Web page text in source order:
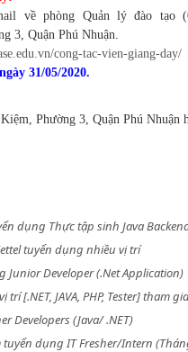
về phòng Quản lý đào tạo
3, Quận Phú Nhuận.
cong-tac-vien-giang-day/
31/05/2020.
Phường 3, Quận Phú Nhuận
dụng Thực tập sinh Java
tuyển dụng nhiều vị trí
Junior Developer (.Net Application)
trí [.NET, JAVA, PHP, Tester]
Developers (Java/ .NET)
tuyển dụng IT Fresher/Intern